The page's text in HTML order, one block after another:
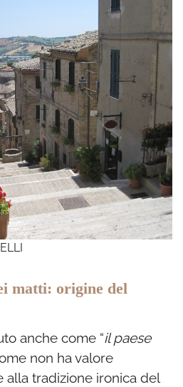
matti: origine del
anche come “il paese
non ha valore
alla tradizione ironica del